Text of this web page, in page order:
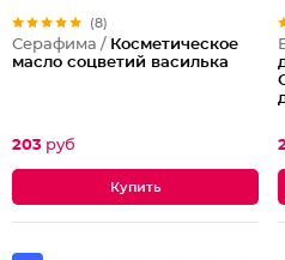
(8)
Серафима / Косметическое
масло соцветий василька
203 руб